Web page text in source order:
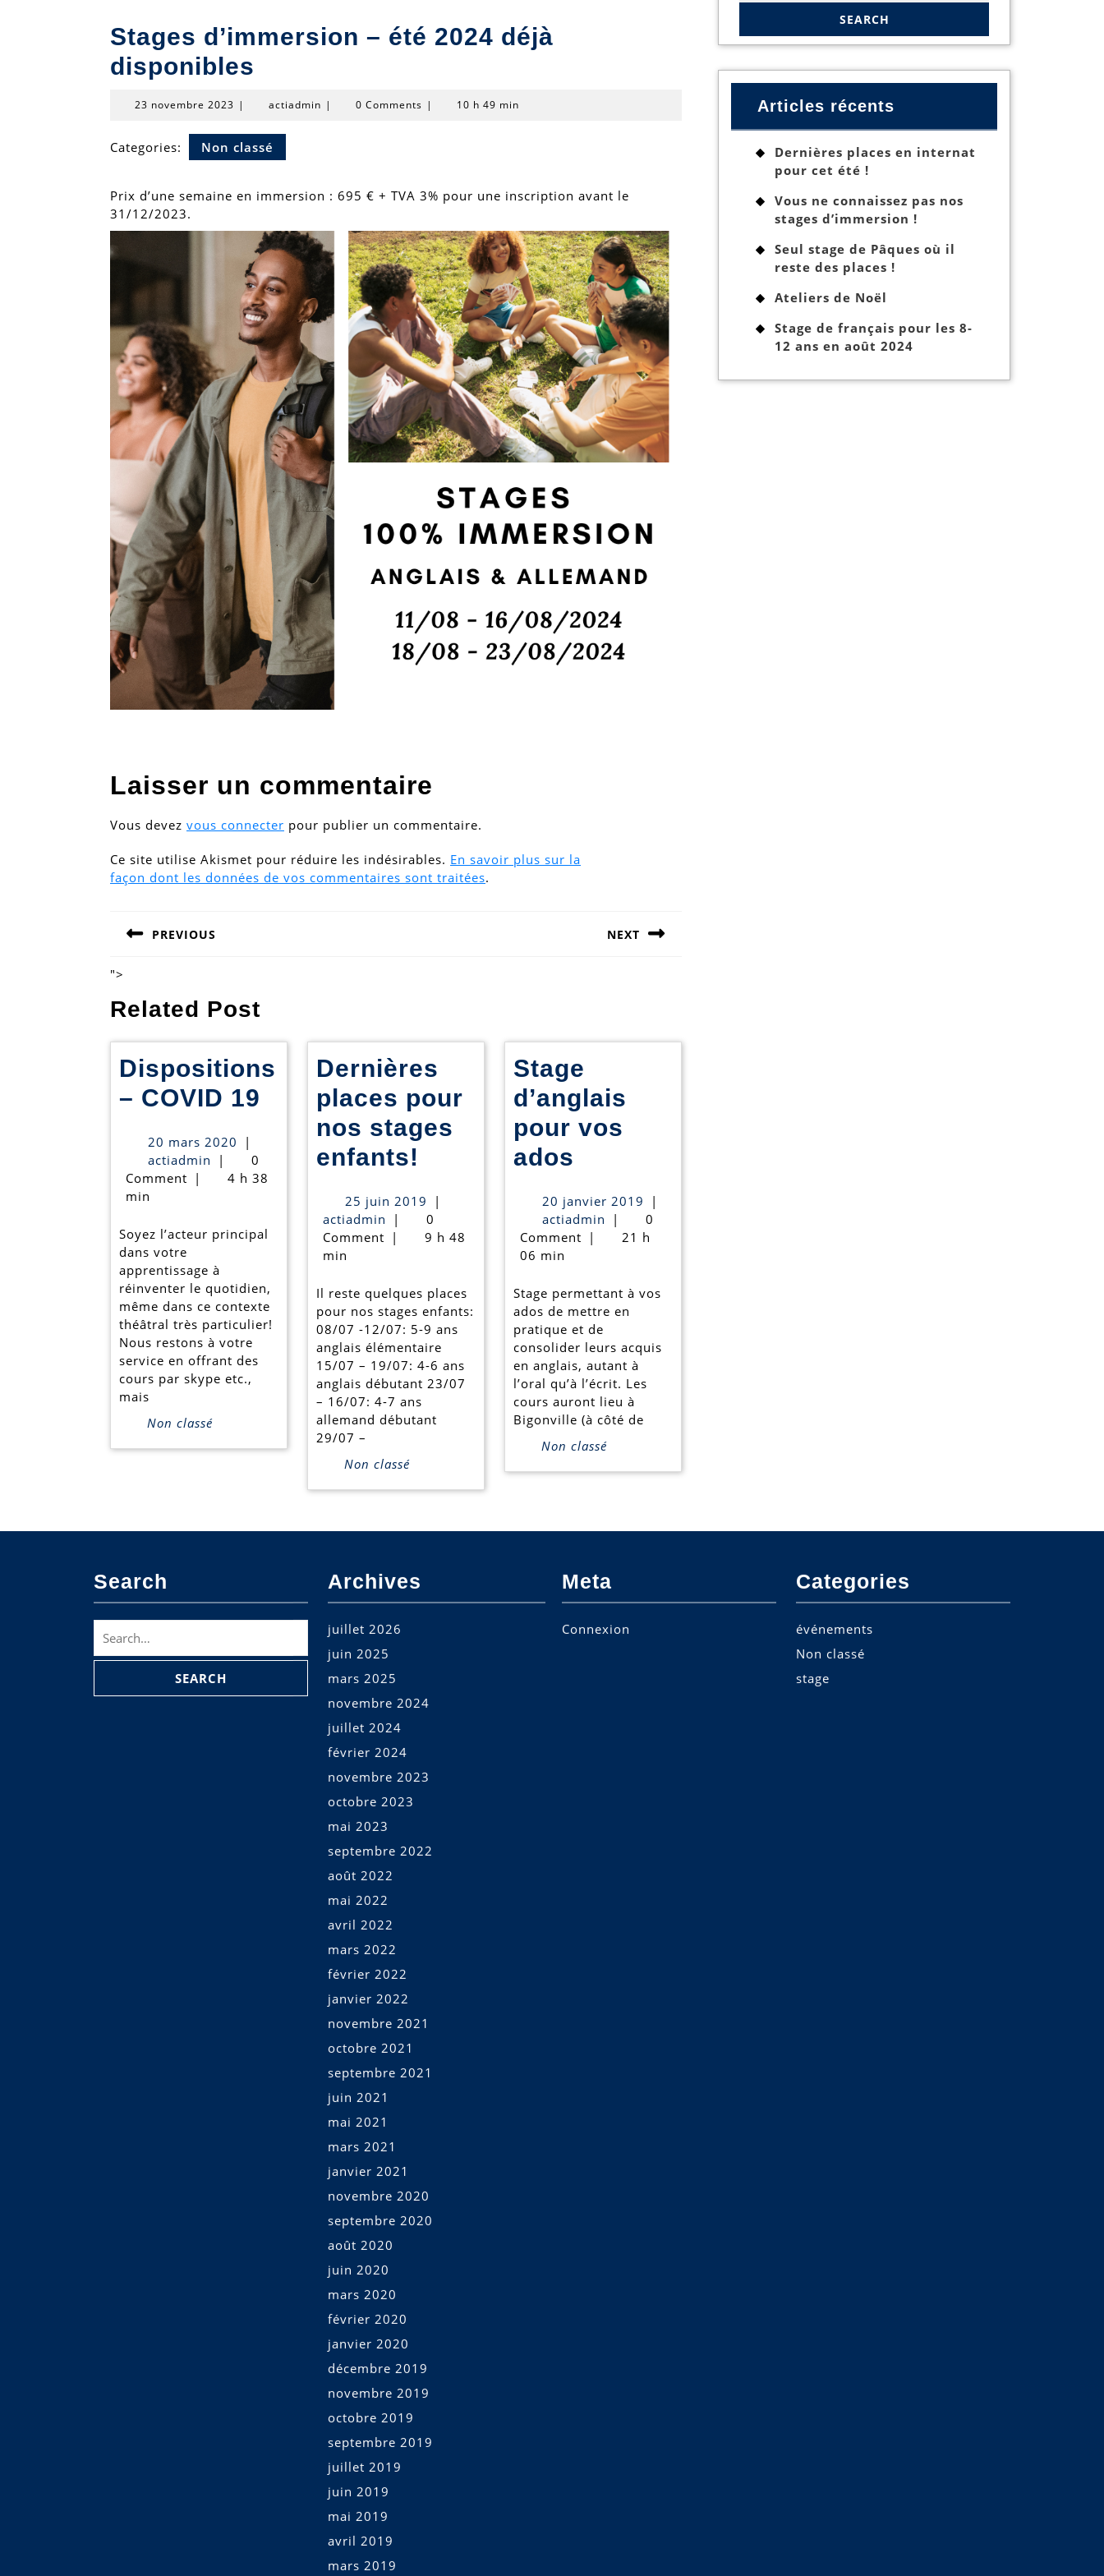
Stages d’immersion – été 2024 déjà
disponibles
23 novembre 2023 23
2023
| actiadmin actiadmin
| 0 Comments | 10 h 49 min
Categories: Non classé
Prix d’une semaine en immersion : 695 € + TVA 3% pour une inscription avant le
31/12/2023.
Laisser un commentaire
Vous devez vous connecter pour publier un commentaire.
Ce site utilise Akismet pour réduire les indésirables. En savoir plus sur la
façon dont les données de vos commentaires sont traitées.
l’article
PREVIOUS
post:
NEXT
">
Related Post
Dispositions
– COVID 19 Dispositions
COVID
19
20 mars 2020 20
mars
2020
|
actiadmin actiadmin
|
0
Comment |
4 h 38
min
Soyez l’acteur principal
dans votre
apprentissage à
réinventer le quotidien,
même dans ce contexte
théâtral très particulier!
Nous restons à votre
service en offrant des
cours par skype etc.,
mais
Non classé
Dernières
places pour
nos stages
enfants! Dernières
pour
nos
enfants!
25 juin 2019 25
juin
2019
|
actiadmin actiadmin
|
0
Comment |
9 h 48
min
Il reste quelques places
pour nos stages enfants:
08/07 -12/07: 5-9 ans
anglais élémentaire
15/07 – 19/07: 4-6 ans
anglais débutant 23/07
– 16/07: 4-7 ans
allemand débutant
29/07 –
Non classé
Stage
d’anglais
pour vos
ados
pour
vos
20 janvier 2019 20
janvier
2019
|
actiadmin actiadmin
|
0
Comment |
21 h
06 min
Stage permettant à vos
ados de mettre en
pratique et de
consolider leurs acquis
en anglais, autant à
l’oral qu’à l’écrit. Les
cours auront lieu à
Bigonville (à côté de
Non classé
Articles récents
Dernières places en internat
pour cet été !
Vous ne connaissez pas nos
stages d’immersion !
Seul stage de Pâques où il
reste des places !
Ateliers de Noël
Stage de français pour les 8-
12 ans en août 2024
Search
for:
Archives
juillet 2026
juin 2025
mars 2025
novembre 2024
juillet 2024
février 2024
novembre 2023
octobre 2023
mai 2023
septembre 2022
août 2022
mai 2022
avril 2022
mars 2022
février 2022
janvier 2022
novembre 2021
octobre 2021
septembre 2021
juin 2021
mai 2021
mars 2021
janvier 2021
novembre 2020
septembre 2020
août 2020
juin 2020
mars 2020
février 2020
janvier 2020
décembre 2019
novembre 2019
octobre 2019
septembre 2019
juillet 2019
juin 2019
mai 2019
avril 2019
mars 2019
Meta
Connexion
Categories
événements
Non classé
stage